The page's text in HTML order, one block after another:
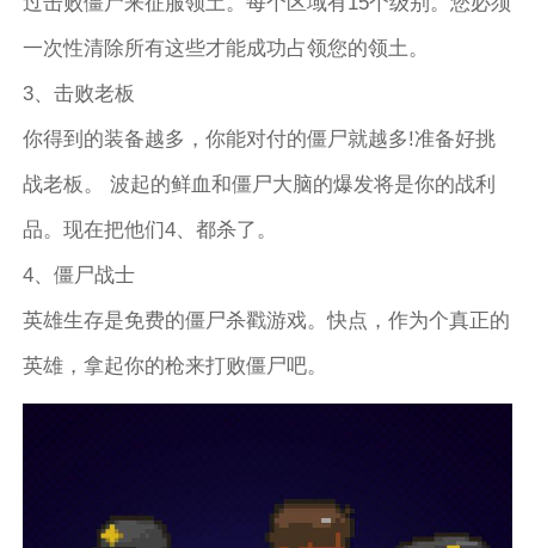
一次性清除所有这些才能成功占领您的领土。
3、击败老板
你得到的装备越多，你能对付的僵尸就越多!准备好挑
战老板。 波起的鲜血和僵尸大脑的爆发将是你的战利
品。现在把他们4、都杀了。
4、僵尸战士
英雄生存是免费的僵尸杀戳游戏。快点，作为个真正的
英雄，拿起你的枪来打败僵尸吧。